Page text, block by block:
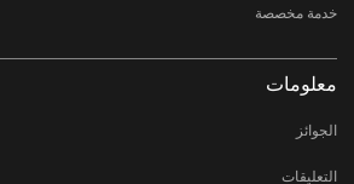
خدمة مخصصة
معلومات
الجوائز
التعليقات